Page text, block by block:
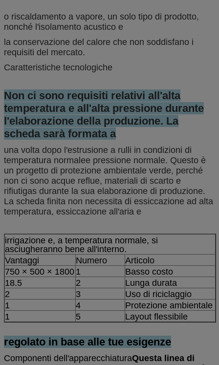
o riscaldamento a vapore, un solo tipo di prodotto,
nonché l'isolamento acustico e
la conservazione del calore che non soddisfano i
requisiti del mercato.
Caratteristiche tecnologiche
Non ci sono requisiti relativi all'alta
temperatura e all'alta pressione durante
l'elaborazione della produzione. La
scheda sarà formata a
una volta dopo l'estrusione a rulli in condizioni di
temperatura normalee pressione normale. Questo è
un progetto di protezione ambientale verde, perché
non ci sono acque reflue, materiali di scarto e
rifiutigas durante la sua elaborazione di produzione.
La scheda finita non necessita di essiccazione ad alta
temperatura, essiccazione all'aria e
irrigazione e, a temperatura normale, si
asciugheranno bene all'interno.
Vantaggi
Numero
Articolo
750 × 500 × 1800 1
Basso costo
18.5
2
Lunga durata
2
3
Uso di riciclaggio
1
4
Protezione ambientale
1
5 Layout flessibile
regolato in base alle tue esigenze
Componenti dell'apparecchiaturaQuesta linea di